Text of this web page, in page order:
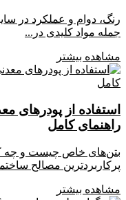
رنگ، دوام و عملکرد در
جمله مواد کلیدی در...
مشاهده بیشتر
استفاده از پودرهای
راهنمای کامل
بتن‌های خاص چیست و چه
پرکاربردترین مصالح
مشاهده بیشتر